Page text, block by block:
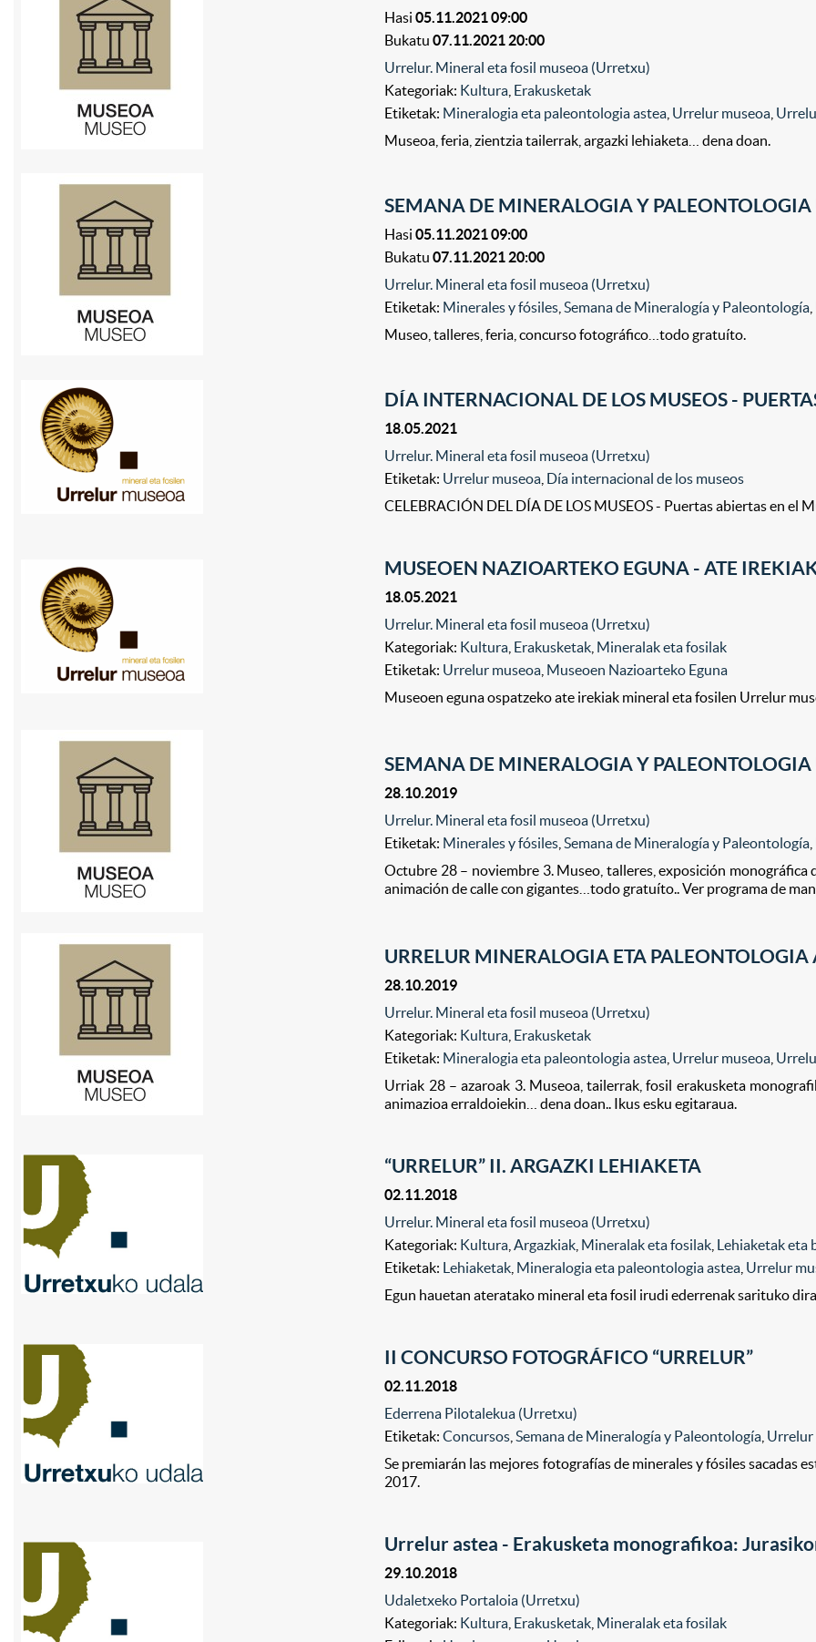
Hasi05.11.2021 09:00
Bukatu07.11.2021 20:00
Urrelur. Mineral eta fosil museoa (Urretxu)
Kategoriak: Kultura Erakusketak
Etiketak: Mineralogia eta paleontologia astea Urrelur museoa
Museoa, feria, zientzia tailerrak, argazki lehiaketa… dena doan.
SEMANA DE MINERALOGIA Y PALEONTOLOGIA
Hasi05.11.2021 09:00
Bukatu07.11.2021 20:00
Urrelur. Mineral eta fosil museoa (Urretxu)
Etiketak: Minerales y fósiles ,Semana de Mineralogía y Paleontología
Museo, talleres, feria, concurso fotográfico…todo gratuíto.
DÍA INTERNACIONAL DE LOS MUSEOS -
18.05.2021
Urrelur. Mineral eta fosil museoa (Urretxu)
Etiketak: Urrelur museoa Día internacional de los museos
CELEBRACIÓN DEL DÍA DE LOS MUSEOS - Puertas abiertas en el
MUSEOEN NAZIOARTEKO EGUNA - ATE
18.05.2021
Urrelur. Mineral eta fosil museoa (Urretxu)
Kategoriak: Kultura Erakusketak Mineralak eta fosilak
Etiketak: Urrelur museoa Museoen Nazioarteko Eguna
Museoen eguna ospatzeko ate irekiak mineral eta fosilen Urrelur
SEMANA DE MINERALOGIA Y PALEONTOLOGIA
28.10.2019
Urrelur. Mineral eta fosil museoa (Urretxu)
Etiketak: Minerales y fósiles ,Semana de Mineralogía y Paleontología
Octubre 28 – noviembre 3. Museo, talleres, exposición monográfica
animación de calle con gigantes…todo gratuíto.. Ver programa de
URRELUR MINERALOGIA ETA PALEONTOLOGIA
28.10.2019
Urrelur. Mineral eta fosil museoa (Urretxu)
Kategoriak: Kultura Erakusketak
Etiketak: Mineralogia eta paleontologia astea Urrelur museoa
Urriak 28 – azaroak 3. Museoa, tailerrak, fosil erakusketa
animazioa erraldoiekin… dena doan.. Ikus esku egitaraua.
“URRELUR” II. ARGAZKI LEHIAKETA
02.11.2018
Urrelur. Mineral eta fosil museoa (Urretxu)
Kategoriak: Kultura ,Argazkiak Mineralak eta fosilak Lehiaketak eta
Etiketak: Lehiaketak Mineralogia eta paleontologia astea Urrelur
Egun hauetan ateratako mineral eta fosil irudi ederrenak sarituko
II CONCURSO FOTOGRÁFICO “URRELUR”
02.11.2018
Ederrena Pilotalekua (Urretxu)
Etiketak:Concursos ,Semana de Mineralogía y Paleontología Urrelur
Se premiarán las mejores fotografías de minerales y fósiles sacadas
2017.
Urrelur astea - Erakusketa monografikoa:
29.10.2018
Udaletxeko Portaloia (Urretxu)
Kategoriak: Kultura Erakusketak Mineralak eta fosilak